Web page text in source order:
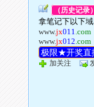
（历史记录）
拿笔记下以下域
www.jx011.com
www.jx012.com
极限★开奖直
加关注